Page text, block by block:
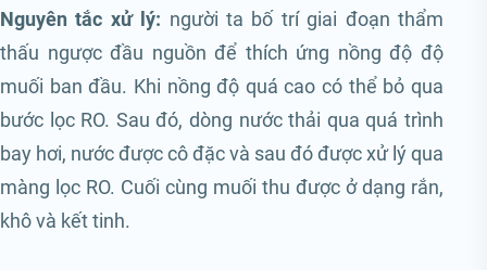
Nguyên tắc xử lý: người ta bố trí giai đoạn thẩm
thấu ngược đầu nguồn để thích ứng nồng độ độ
muối ban đầu. Khi nồng độ quá cao có thể bỏ qua
bước lọc RO. Sau đó, dòng nước thải qua quá trình
bay hơi, nước được cô đặc và sau đó được xử lý qua
màng lọc RO. Cuối cùng muối thu được ở dạng rắn,
khô và kết tinh.